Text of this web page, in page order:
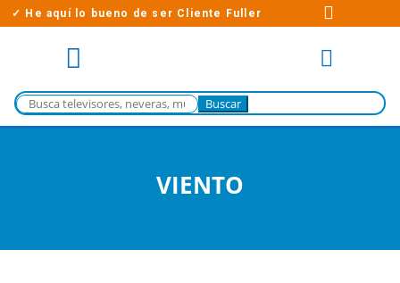
✓ He aquí lo bueno de ser Cliente Fuller 
 
Buscar:
VIENTO